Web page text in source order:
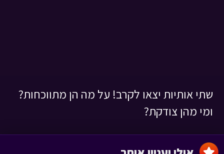
שתי אותיות יצאו לקרב! על מה הן מתווכחות?
ומי מהן צודקת?